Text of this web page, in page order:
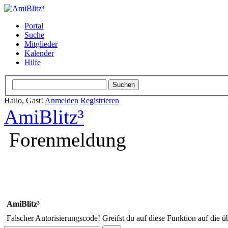
Portal
Suche
Mitglieder
Kalender
Hilfe
Hallo, Gast! Anmelden Registrieren
AmiBlitz³
Forenmeldung
AmiBlitz³
Falscher Autorisierungscode! Greifst du auf diese Funktion auf die